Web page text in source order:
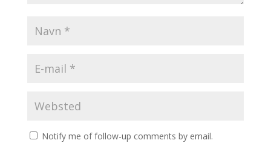
Notify me of follow-up comments by email.